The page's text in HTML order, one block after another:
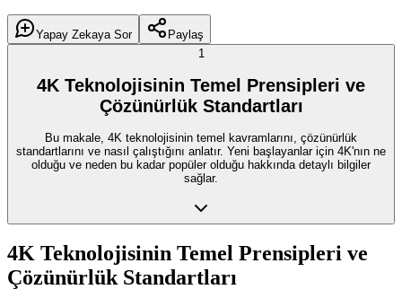
Yapay Zekaya Sor
Paylaş
1
4K Teknolojisinin Temel Prensipleri ve
Çözünürlük Standartları
Bu makale, 4K teknolojisinin temel kavramlarını, çözünürlük
standartlarını ve nasıl çalıştığını anlatır. Yeni başlayanlar için 4K'nın ne
olduğu ve neden bu kadar popüler olduğu hakkında detaylı bilgiler
sağlar.
4K Teknolojisinin Temel Prensipleri ve
Çözünürlük Standartları